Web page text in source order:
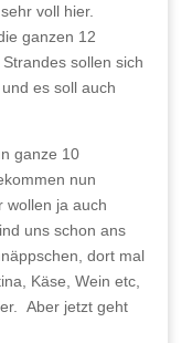
voll hier.
ganzen 12
sollen sich
es soll auch
ganze 10
nun
wollen ja auch
uns schon ans
dort mal
Käse, Wein etc,
Aber jetzt geht